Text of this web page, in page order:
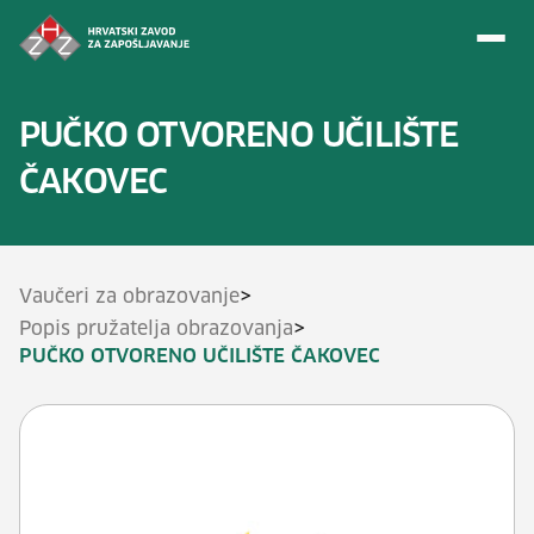
PUČKO OTVORENO UČILIŠTE
ČAKOVEC
Vaučeri za obrazovanje>
Popis pružatelja obrazovanja>
PUČKO OTVORENO UČILIŠTE ČAKOVEC